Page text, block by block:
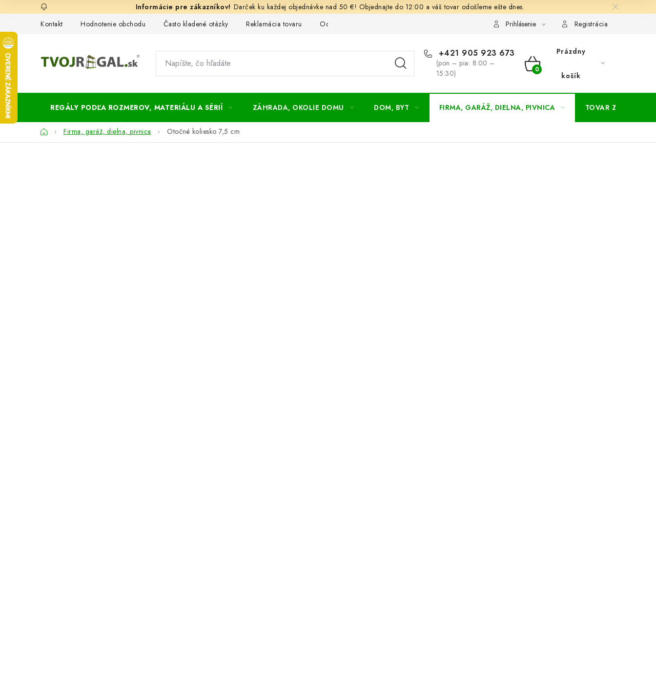
na
Darček ku každej objednávke nad 50 €! Objednajte do 12:00 a váš tovar odošleme ešte dnes.
Kontakt
Hodnotenie obchodu Často kladené otázky Reklamácia tovaru Odstúpenie od kúpnej zmluvy Obchodné a dodacie podmienky Zásady ochrany osobných údajov
Prihlásenie Registrácia
+421 905 923 673
(pon – pia: 8:00 –
15:30)
NÁKUPNÝ
Prázdny
košík
REGÁLY PODĽA ROZMEROV, MATERIÁLU A SÉRIÍ ZÁHRADA, OKOLIE DOMU DOM, BYT FIRMA, GARÁŽ, DIELNA, PIVNICA TOVAR ZA
DomovFirma, garáž, dielna, pivnica Otočné koliesko 7,5 cm